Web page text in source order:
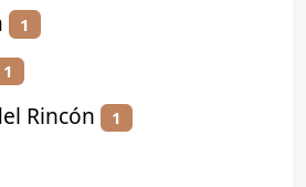
1
1
Rincón 1